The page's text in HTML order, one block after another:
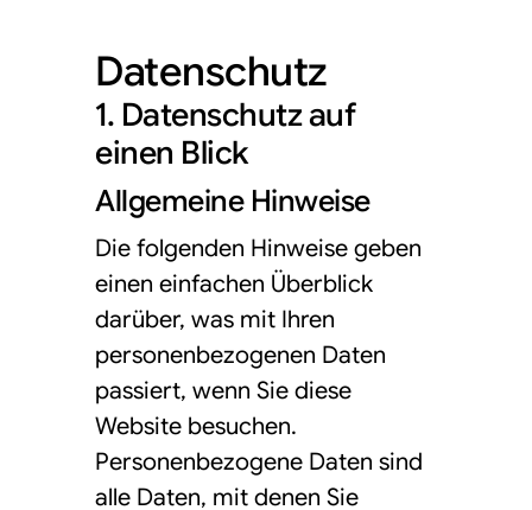
Datenschutz
1. Datenschutz auf
einen Blick
Allgemeine Hinweise
Die folgenden Hinweise geben
einen einfachen Überblick
darüber, was mit Ihren
personenbezogenen Daten
passiert, wenn Sie diese
Website besuchen.
Personenbezogene Daten sind
alle Daten, mit denen Sie